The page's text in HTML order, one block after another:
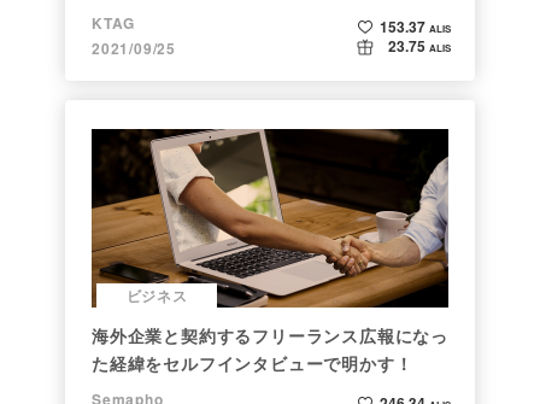
～
KTAG
2021/09/25
153.37 ALIS
23.75 ALIS
ビジネス
海外企業と契約するフリーランス広報になっ
た経緯をセルフインタビューで明かす！
Semapho